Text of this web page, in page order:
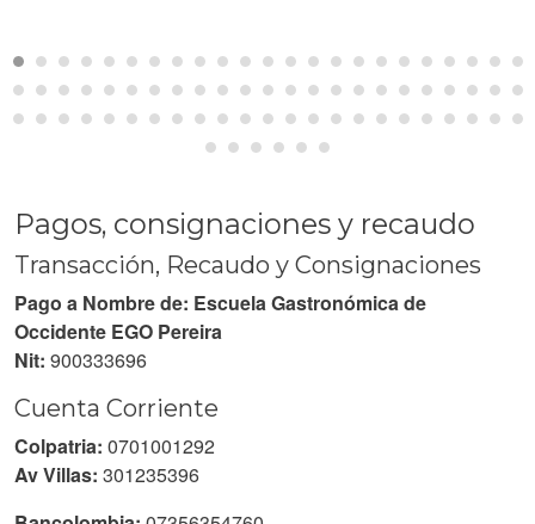
Pagos, consignaciones y recaudo
Transacción, Recaudo y Consignaciones
Pago a Nombre de: Escuela Gastronómica de
Occidente EGO Pereira
Nit: 900333696
Cuenta Corriente
Colpatria: 0701001292
Av Villas: 301235396